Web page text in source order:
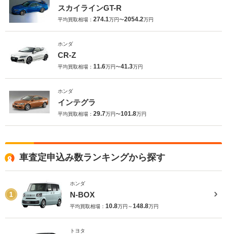
スカイラインGT-R
平均買取相場： 274.1万円〜2054.2万円
ホンダ
CR-Z
平均買取相場： 11.6万円〜41.3万円
ホンダ
インテグラ
平均買取相場： 29.7万円〜101.8万円
車査定申込み数ランキングから探す
1
ホンダ
N-BOX
平均買取相場： 10.8万円～148.8万円
トヨタ